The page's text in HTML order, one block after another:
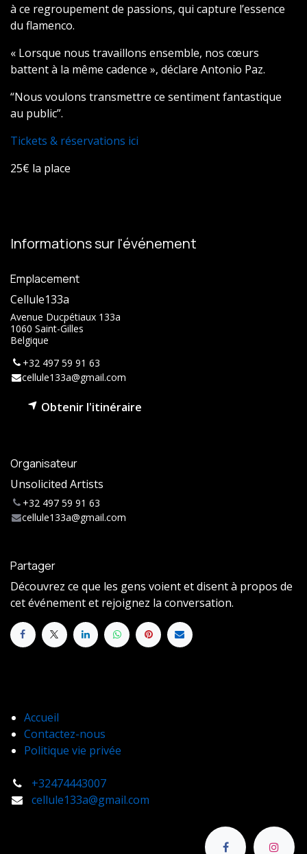
à ce regroupement de passions, qui capture l’essence
du flamenco.
« Lorsque nous travaillons ensemble, nos cœurs
battent à la même cadence », déclare Antonio Paz.
“Nous voulons transmettre ce sentiment fantastique
au public”.
Tickets & réservations ici
25€ la place
Informations sur l'événement
Emplacement
Cellule133a
Avenue Ducpétiaux 133a
1060 Saint-Gilles
Belgique
+32 497 59 91 63
cellule133a@gmail.com
Obtenir l'itinéraire
Organisateur
Unsolicited Artists
+32 497 59 91 63
cellule133a@gmail.com
Partager
Découvrez ce que les gens voient et disent à propos de
cet événement et rejoignez la conversation.
Accueil
Contactez-nous
Politique vie privée
+32474443007
cellule133a@gmail.com